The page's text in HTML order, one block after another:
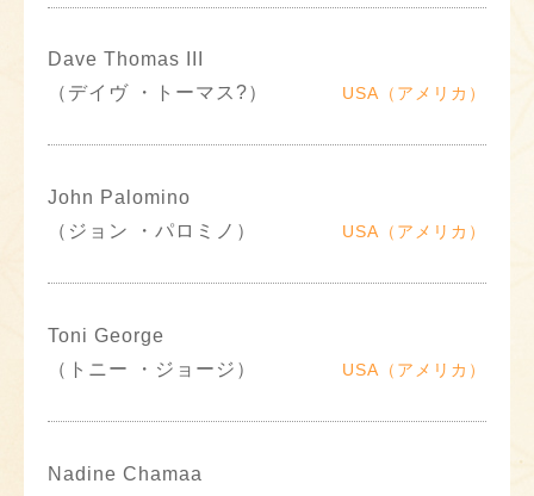
Dave Thomas III
（デイヴ ・トーマス?）
USA（アメリカ）
John Palomino
（ジョン ・パロミノ）
USA（アメリカ）
Toni George
（トニー ・ジョージ）
USA（アメリカ）
Nadine Chamaa